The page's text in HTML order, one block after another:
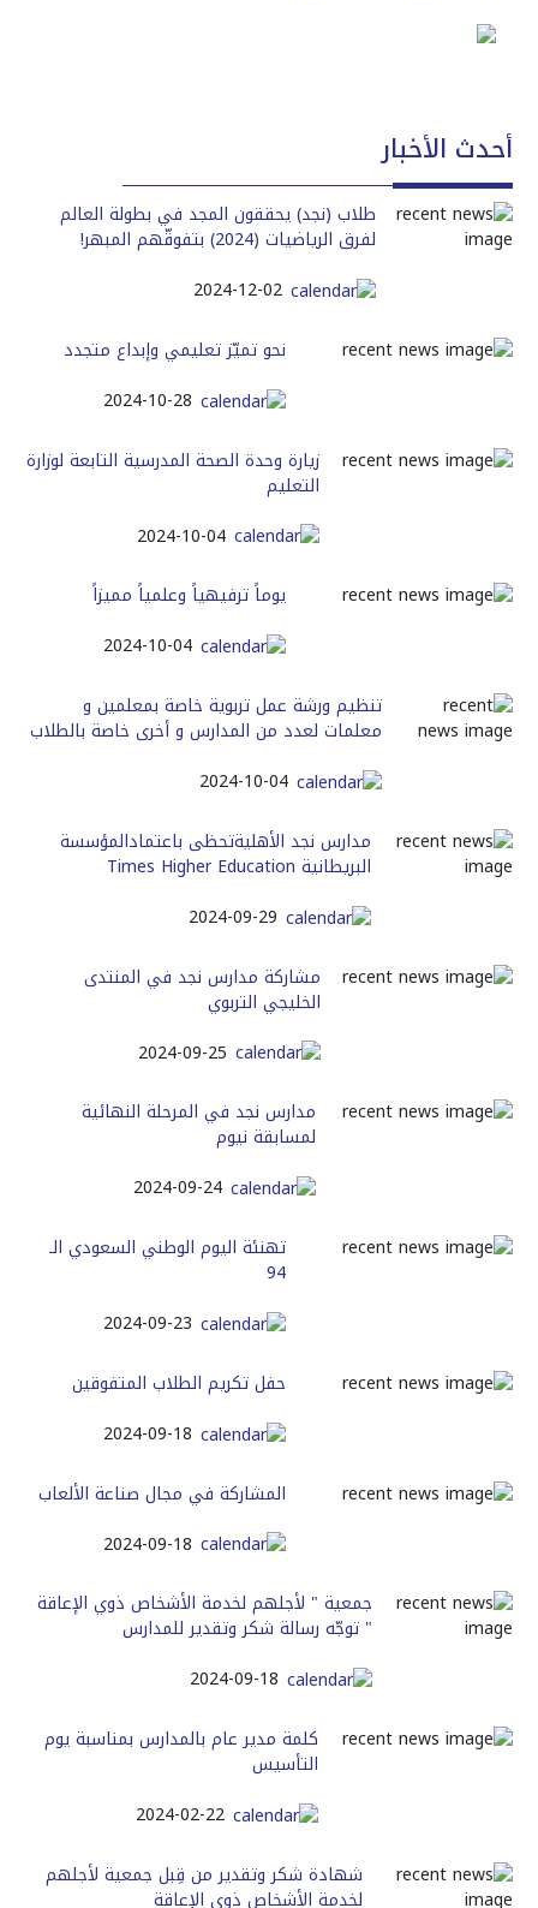
أحدث الأخبار
طلاب (نجد) يحققون المجد في بطولة العالم
لفرق الرياضيات (2024) بتفوقّهم المبهر!
2024-12-02
نحو تميّز تعليمي وإبداع متجدد
2024-10-28
زيارة وحدة الصحة المدرسية التابعة لوزارة
التعليم
2024-10-04
يوماً ترفيهياً وعلمياً مميزاً
2024-10-04
تنظيم ورشة عمل تربوية خاصة بمعلمين و
معلمات لعدد من المدارس و أخرى خاصة بالطلاب
2024-10-04
مدارس نجد الأهليةتحظى باعتمادالمؤسسة
البريطانية Times Higher Education
2024-09-29
مشاركة مدارس نجد في المنتدى
الخليجي التربوي
2024-09-25
مدارس نجد في المرحلة النهائية
لمسابقة نيوم
2024-09-24
تهنئة اليوم الوطني السعودي الـ
94
2024-09-23
حفل تكريم الطلاب المتفوقين
2024-09-18
المشاركة في مجال صناعة الألعاب
2024-09-18
جمعية " لأجلهم لخدمة الأشخاص ذوي الإعاقة
" توجّه رسالة شكر وتقدير للمدارس
2024-09-18
كلمة مدير عام بالمدارس بمناسبة يوم
التأسيس
2024-02-22
شهادة شكر وتقدير من قِبل جمعية لأجلهم
لخدمة الأشخاص ذوي الإعاقة